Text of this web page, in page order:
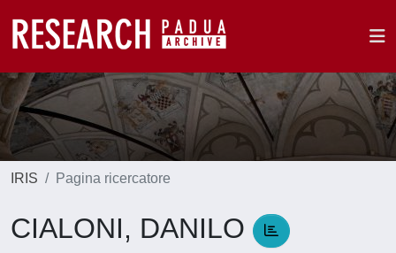
IRIS Pagina ricercatore
CIALONI, DANILO